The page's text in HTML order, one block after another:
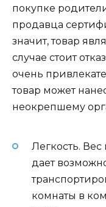
покупке
продавца
значит, товар
случае стоит
очень
товар может
неокрепшему
Легкость.
дает
комнаты в